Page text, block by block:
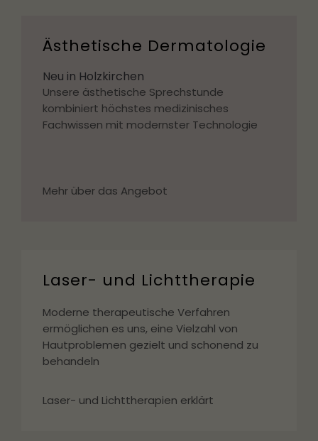
Ästhetische Dermatologie
Neu in Holzkirchen
Unsere ästhetische Sprechstunde
kombiniert höchstes medizinisches
Fachwissen mit modernster Technologie
Mehr über das Angebot
Laser- und Lichttherapie
Moderne therapeutische Verfahren
ermöglichen es uns, eine Vielzahl von
Hautproblemen gezielt und schonend zu
behandeln
Laser- und Lichttherapien erklärt